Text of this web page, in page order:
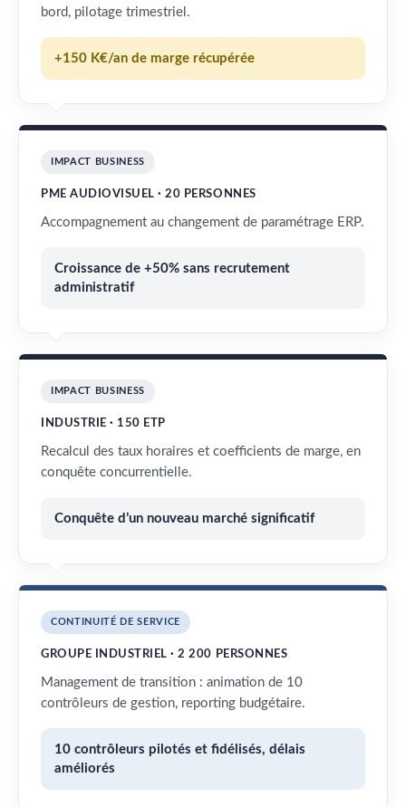
bord, pilotage trimestriel.
+150 K€/an de marge récupérée
IMPACT BUSINESS
PME AUDIOVISUEL · 20 PERSONNES
Accompagnement au changement de paramétrage ERP.
Croissance de +50% sans recrutement
administratif
IMPACT BUSINESS
INDUSTRIE · 150 ETP
Recalcul des taux horaires et coefficients de marge, en
conquête concurrentielle.
Conquête d’un nouveau marché significatif
CONTINUITÉ DE SERVICE
GROUPE INDUSTRIEL · 2 200 PERSONNES
Management de transition : animation de 10
contrôleurs de gestion, reporting budgétaire.
10 contrôleurs pilotés et fidélisés, délais
améliorés